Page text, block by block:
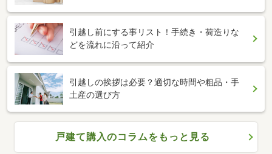
引越し前にする事リスト！手続き・荷造りな
どを流れに沿って紹介
引越しの挨拶は必要？適切な時間や粗品・手
土産の選び方
戸建て購入のコラムをもっと見る